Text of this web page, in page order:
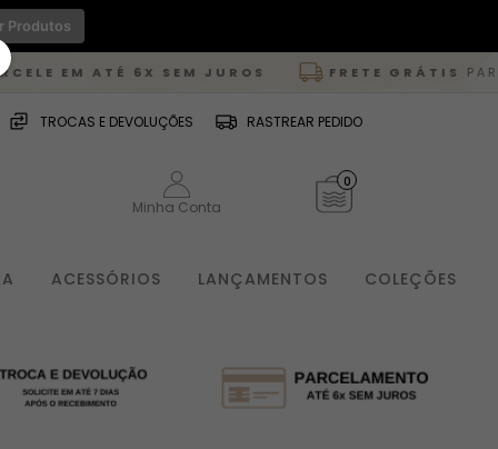
Produtos
SEM JUROS FRETE GRÁTIS PARA TODO O
TROCAS E DEVOLUÇÕES RASTREAR PEDIDO
Minha Conta
0
ACESSÓRIOS LANÇAMENTOS COLEÇÕES